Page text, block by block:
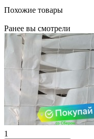
Похожие товары
Ранее вы смотрели
1